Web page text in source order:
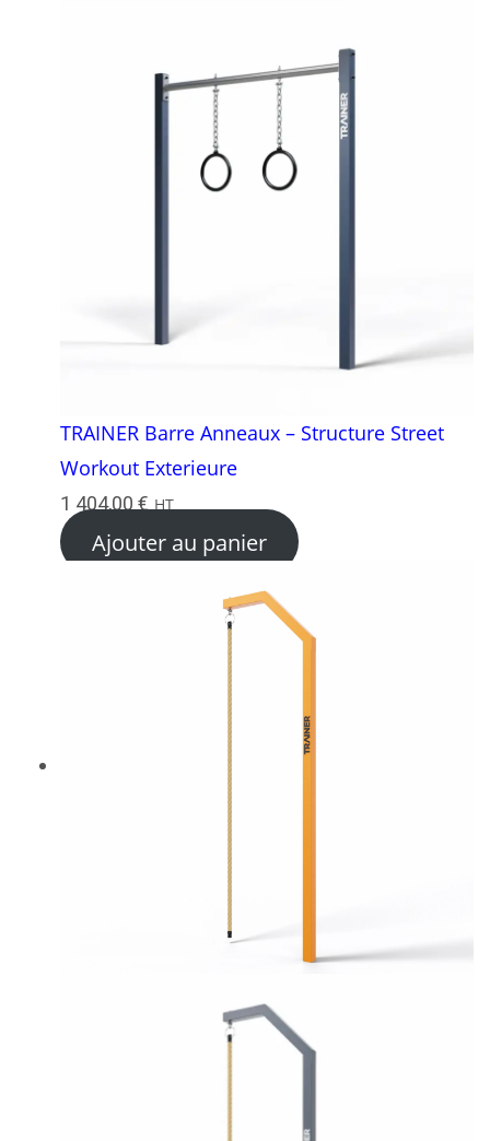
TRAINER Barre Anneaux – Structure Street
Workout Exterieure
1 404,00€ HT
Ajouter au panier